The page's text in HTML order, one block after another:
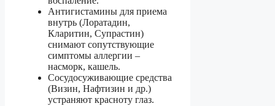
Антигистамины для приема
внутрь (Лоратадин,
Кларитин, Супрастин)
снимают сопутствующие
симптомы аллергии –
насморк, кашель.
Сосудосуживающие средства
(Визин, Нафтизин и др.)
устраняют красноту глаз.